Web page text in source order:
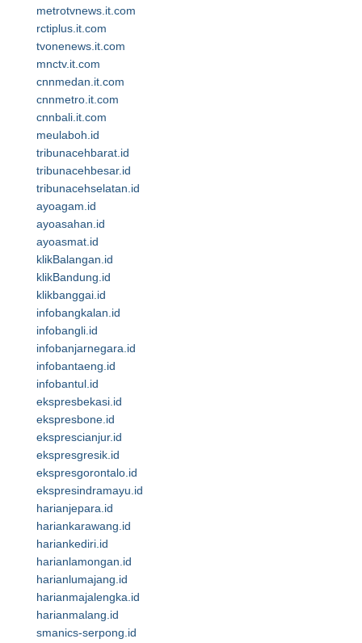
metrotvnews.it.com
rctiplus.it.com
tvonenews.it.com
mnctv.it.com
cnnmedan.it.com
cnnmetro.it.com
cnnbali.it.com
meulaboh.id
tribunacehbarat.id
tribunacehbesar.id
tribunacehselatan.id
ayoagam.id
ayoasahan.id
ayoasmat.id
klikBalangan.id
klikBandung.id
klikbanggai.id
infobangkalan.id
infobangli.id
infobanjarnegara.id
infobantaeng.id
infobantul.id
ekspresbekasi.id
ekspresbone.id
eksprescianjur.id
ekspresgresik.id
ekspresgorontalo.id
ekspresindramayu.id
harianjepara.id
hariankarawang.id
hariankediri.id
harianlamongan.id
harianlumajang.id
harianmajalengka.id
harianmalang.id
smanics-serpong.id